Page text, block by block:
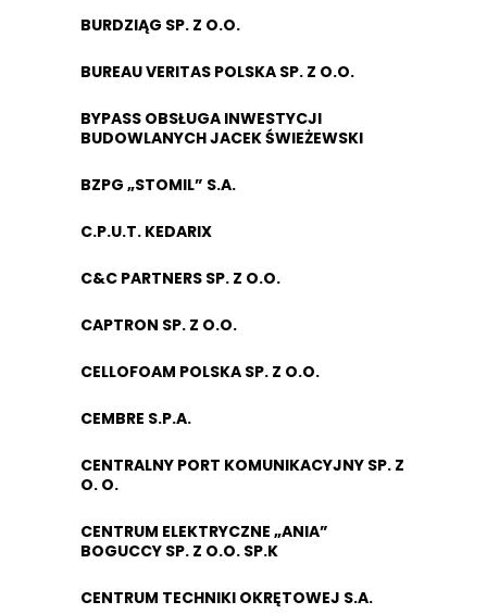
BURDZIĄG SP. Z O.O.
BUREAU VERITAS POLSKA SP. Z O.O.
BYPASS OBSŁUGA INWESTYCJI
BUDOWLANYCH JACEK ŚWIEŻEWSKI
BZPG „STOMIL” S.A.
C.P.U.T. KEDARIX
C&C PARTNERS SP. Z O.O.
CAPTRON SP. Z O.O.
CELLOFOAM POLSKA SP. Z O.O.
CEMBRE S.P.A.
CENTRALNY PORT KOMUNIKACYJNY SP. Z
O. O.
CENTRUM ELEKTRYCZNE „ANIA”
BOGUCCY SP. Z O.O. SP.K
CENTRUM TECHNIKI OKRĘTOWEJ S.A.